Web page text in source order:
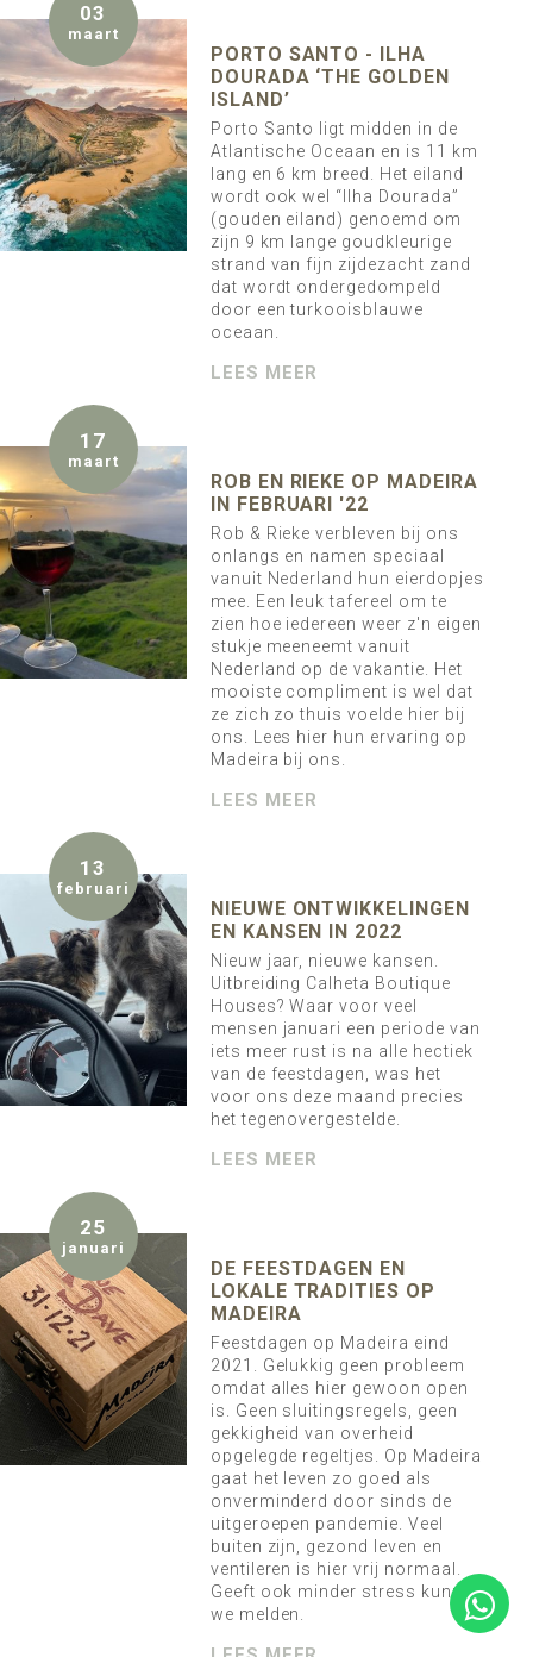
03
maart
PORTO SANTO - ILHA
DOURADA ‘THE GOLDEN
ISLAND’
Porto Santo ligt midden in de
Atlantische Oceaan en is 11 km
lang en 6 km breed. Het eiland
wordt ook wel “Ilha Dourada”
(gouden eiland) genoemd om
zijn 9 km lange goudkleurige
strand van fijn zijdezacht zand
dat wordt ondergedompeld
door een turkooisblauwe
oceaan.
LEES MEER
17
maart
ROB EN RIEKE OP MADEIRA
IN FEBRUARI '22
Rob & Rieke verbleven bij ons
onlangs en namen speciaal
vanuit Nederland hun eierdopjes
mee. Een leuk tafereel om te
zien hoe iedereen weer z'n eigen
stukje meeneemt vanuit
Nederland op de vakantie. Het
mooiste compliment is wel dat
ze zich zo thuis voelde hier bij
ons. Lees hier hun ervaring op
Madeira bij ons.
LEES MEER
13
februari
NIEUWE ONTWIKKELINGEN
EN KANSEN IN 2022
Nieuw jaar, nieuwe kansen.
Uitbreiding Calheta Boutique
Houses? Waar voor veel
mensen januari een periode van
iets meer rust is na alle hectiek
van de feestdagen, was het
voor ons deze maand precies
het tegenovergestelde.
LEES MEER
25
januari
DE FEESTDAGEN EN
LOKALE TRADITIES OP
MADEIRA
Feestdagen op Madeira eind
2021. Gelukkig geen probleem
omdat alles hier gewoon open
is. Geen sluitingsregels, geen
gekkigheid van overheid
opgelegde regeltjes. Op Madeira
gaat het leven zo goed als
onverminderd door sinds de
uitgeroepen pandemie. Veel
buiten zijn, gezond leven en
ventileren is hier vrij normaal.
Geeft ook minder stress kunnen
we melden.